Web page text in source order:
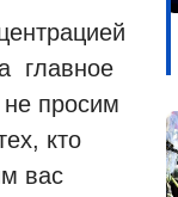
главное
просим
кто
вас